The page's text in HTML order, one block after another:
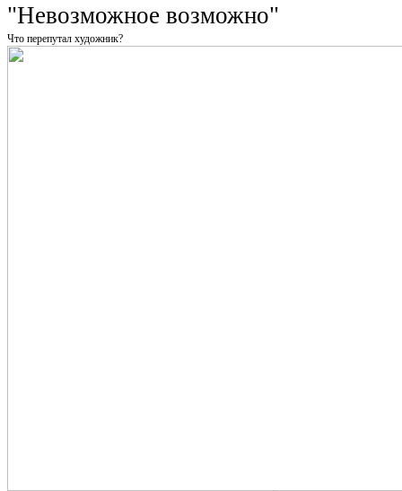
"Невозможное возможно"
Что перепутал художник?